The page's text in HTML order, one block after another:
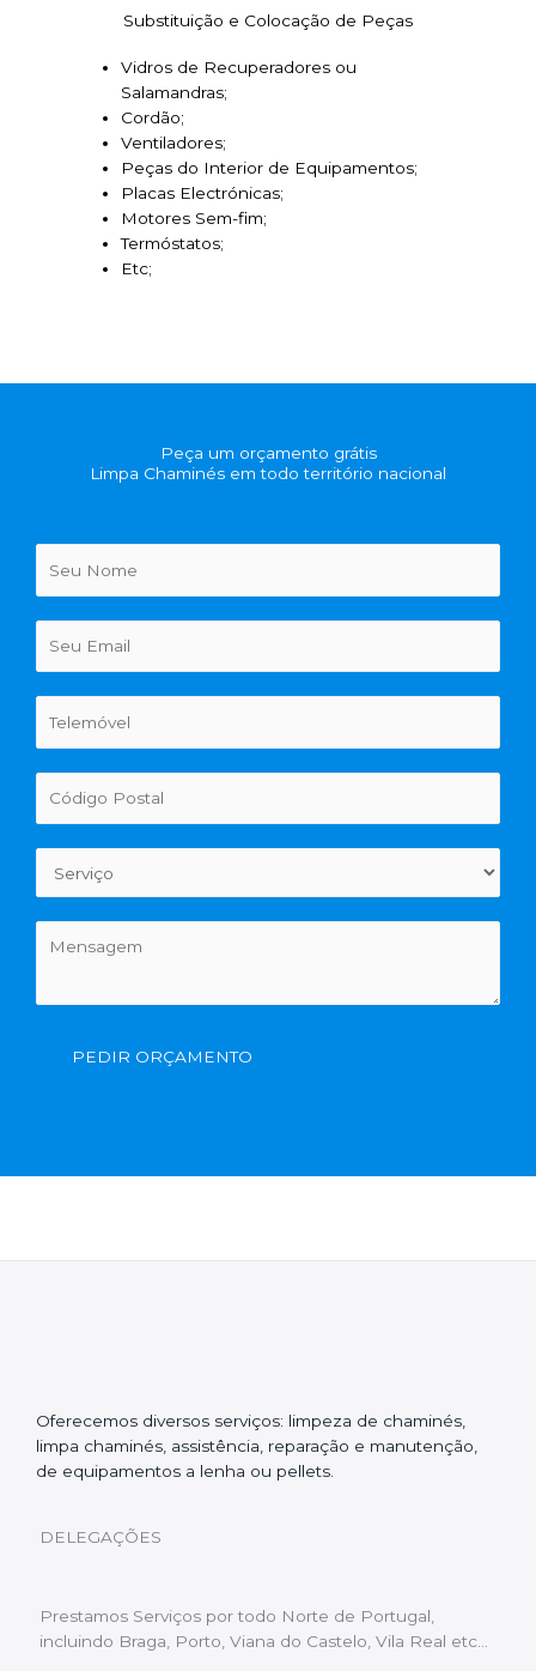
Substituição e Colocação de Peças
Vidros de Recuperadores ou
Salamandras;
Cordão;
Ventiladores;
Peças do Interior de Equipamentos;
Placas Electrónicas;
Motores Sem-fim;
Termóstatos;
Etc;
Peça um orçamento grátis
Limpa Chaminés em todo território nacional
PEDIR ORÇAMENTO
Oferecemos diversos serviços: limpeza de chaminés,
limpa chaminés, assistência, reparação e manutenção,
de equipamentos a lenha ou pellets.
DELEGAÇÕES
Prestamos Serviços por todo Norte de Portugal,
incluindo Braga, Porto, Viana do Castelo, Vila Real etc…